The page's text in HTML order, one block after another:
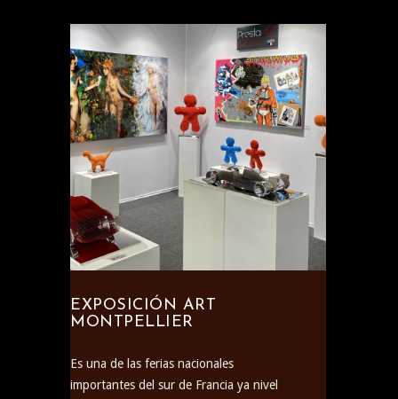
EXPOSICIÓN ART
MONTPELLIER
Es una de las ferias nacionales
importantes del sur de Francia ya nivel